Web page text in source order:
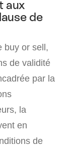
aux
de
buy or sell,
de validité
par la
la
en
de